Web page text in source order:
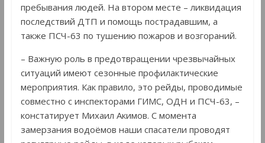
пребывания людей. На втором месте – ликвидация
последствий ДТП и помощь пострадавшим, а
также ПСЧ-63 по тушению пожаров и возгораний.
– Важную роль в предотвращении чрезвычайных
ситуаций имеют сезонные профилактические
мероприятия. Как правило, это рейды, проводимые
совместно с инспекторами ГИМС, ОДН и ПСЧ-63, –
констатирует Михаил Акимов. С момента
замерзания водоёмов наши спасатели проводят